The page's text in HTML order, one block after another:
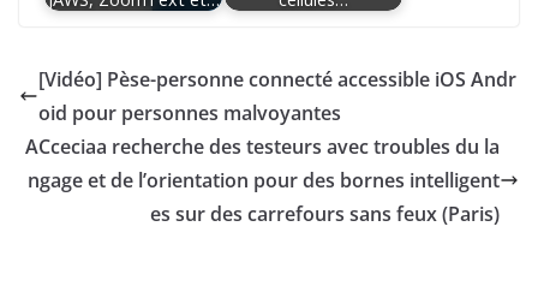
[Vidéo] Pèse-personne connecté accessible iOS Andr
oid pour personnes malvoyantes
ACceciaa recherche des testeurs avec troubles du la
ngage et de l’orientation pour des bornes intelligent
es sur des carrefours sans feux (Paris)